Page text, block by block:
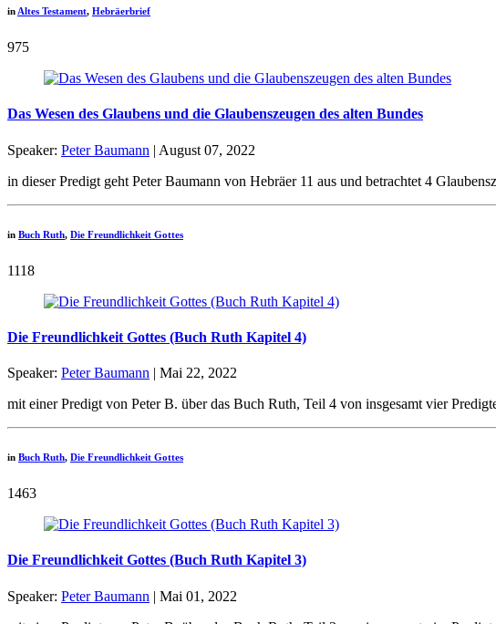
in Altes Testament, Hebräerbrief
975
Das Wesen des Glaubens und die Glaubenszeugen des alten Bundes
Speaker: Peter Baumann | August 07, 2022
in dieser Predigt geht Peter Baumann von Hebräer 11 aus und betrachtet 4
in Buch Ruth, Die Freundlichkeit Gottes
1118
Die Freundlichkeit Gottes (Buch Ruth Kapitel 4)
Speaker: Peter Baumann | Mai 22, 2022
mit einer Predigt von Peter B. über das Buch Ruth, Teil 4 von insgesamt vier
in Buch Ruth, Die Freundlichkeit Gottes
1463
Die Freundlichkeit Gottes (Buch Ruth Kapitel 3)
Speaker: Peter Baumann | Mai 01, 2022